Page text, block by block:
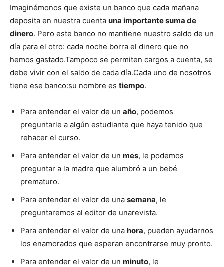
Imaginémonos que existe un banco que cada mañana
deposita en nuestra cuenta una importante suma de
dinero. Pero este banco no mantiene nuestro saldo de un
día para el otro: cada noche borra el dinero que no
hemos gastado.Tampoco se permiten cargos a cuenta, se
debe vivir con el saldo de cada día.Cada uno de nosotros
tiene ese banco:su nombre es tiempo.
Para entender el valor de un año, podemos
preguntarle a algún estudiante que haya tenido que
rehacer el curso.
Para entender el valor de un mes, le podemos
preguntar a la madre que alumbró a un bebé
prematuro.
Para entender el valor de una semana, le
preguntaremos al editor de unarevista.
Para entender el valor de una hora, pueden ayudarnos
los enamorados que esperan encontrarse muy pronto.
Para entender el valor de un minuto, le